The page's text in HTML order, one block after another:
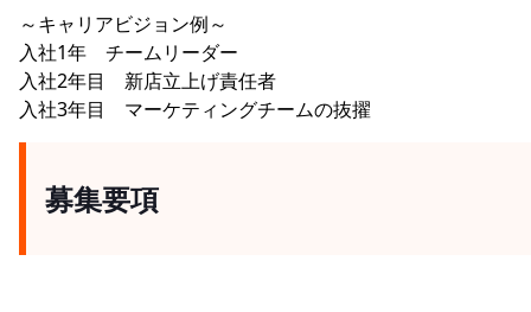
～キャリアビジョン例～
入社1年 チームリーダー
入社2年目 新店立上げ責任者
入社3年目 マーケティングチームの抜擢
募集要項